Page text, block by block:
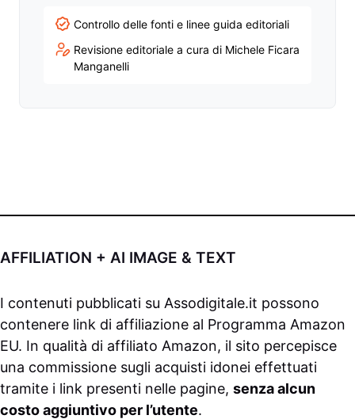
Controllo delle fonti e linee guida editoriali
Revisione editoriale a cura di Michele Ficara
Manganelli
AFFILIATION + AI IMAGE & TEXT
I contenuti pubblicati su Assodigitale.it possono
contenere link di affiliazione al Programma Amazon
EU. In qualità di affiliato Amazon, il sito percepisce
una commissione sugli acquisti idonei effettuati
tramite i link presenti nelle pagine, senza alcun
costo aggiuntivo per l’utente.